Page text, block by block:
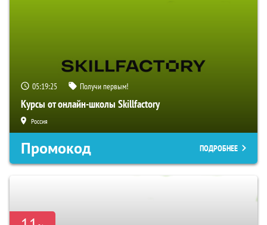
05:19:24 Получи первым!
Курсы от онлайн-школы Skillfactory
Россия
Промокод ПОДРОБНЕЕ